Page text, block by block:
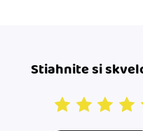
Stiahnite si